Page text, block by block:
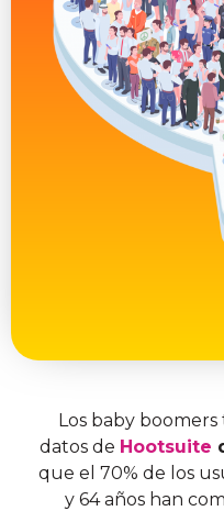
Los baby
datos de Hootsuite
que el 70% de los
y 64 años han